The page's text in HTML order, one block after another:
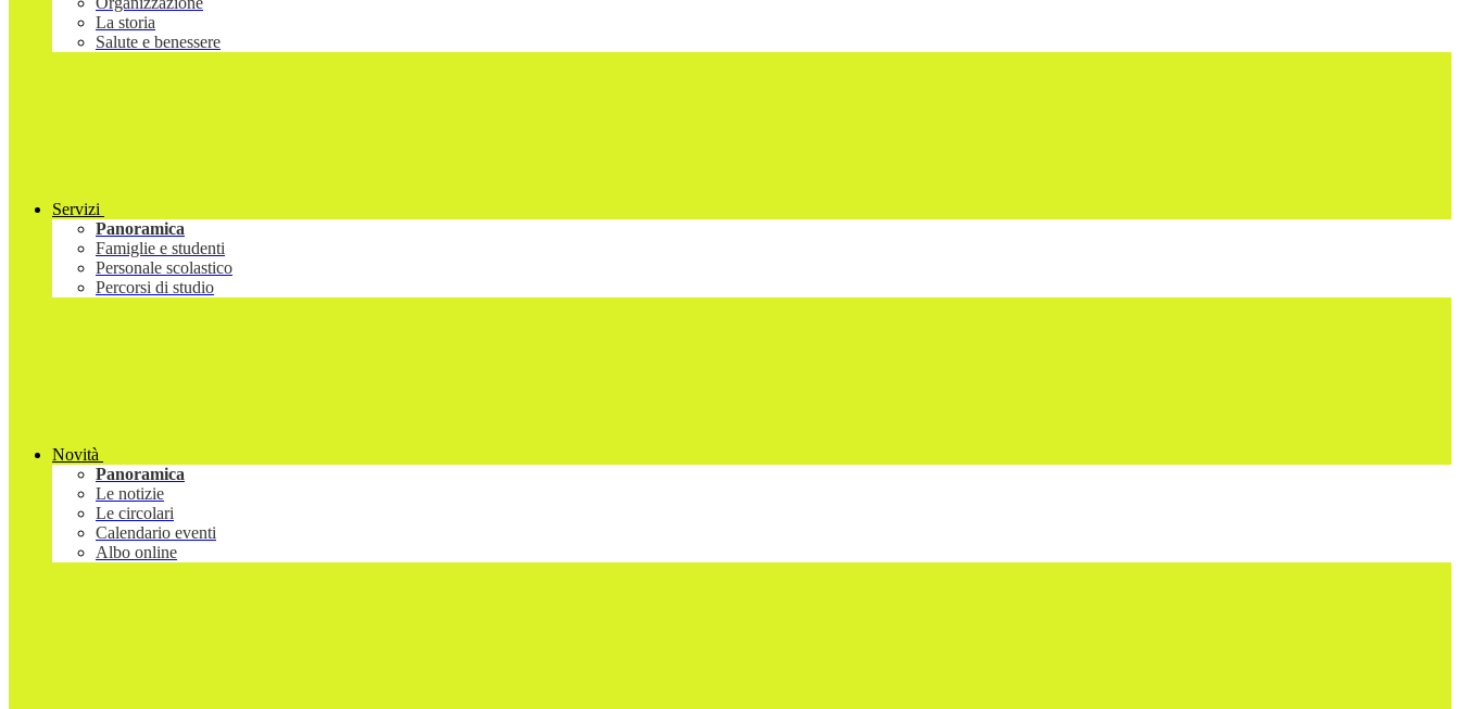
La storia
Salute e benessere
Servizi
Panoramica
Famiglie e studenti
Personale scolastico
Percorsi di studio
Novità
Panoramica
Le notizie
Le circolari
Calendario eventi
Albo online